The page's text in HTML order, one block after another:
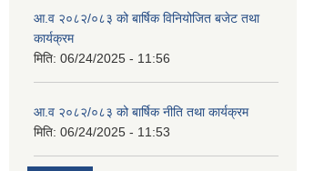
आ.व २०८२/०८३ को बार्षिक विनियोजित बजेट तथा
कार्यक्रम
मिति: 06/24/2025 - 11:56
आ.व २०८२/०८३ को बार्षिक नीति तथा कार्यक्रम
मिति: 06/24/2025 - 11:53